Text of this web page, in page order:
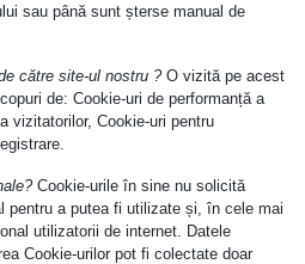
sau până sunt șterse manual de
către site-ul nostru ? O vizită pe acest
de: Cookie-uri de performanță a
vizitatorilor, Cookie-uri pentru
Cookie-urile în sine nu solicită
pentru a putea fi utilizate și, în cele mai
utilizatorii de internet. Datele
Cookie-urilor pot fi colectate doar